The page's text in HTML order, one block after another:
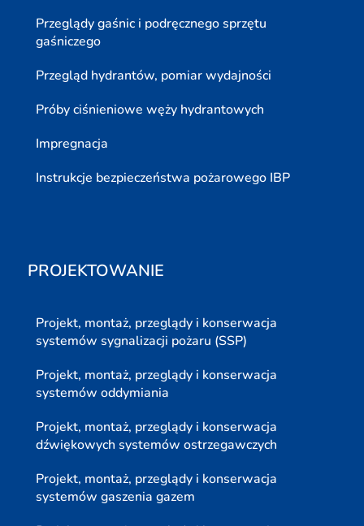
Przeglądy gaśnic i podręcznego sprzętu
gaśniczego
Przegląd hydrantów, pomiar wydajności
Próby ciśnieniowe węży hydrantowych
Impregnacja
Instrukcje bezpieczeństwa pożarowego IBP
PROJEKTOWANIE
Projekt, montaż, przeglądy i konserwacja
systemów sygnalizacji pożaru (SSP)
Projekt, montaż, przeglądy i konserwacja
systemów oddymiania
Projekt, montaż, przeglądy i konserwacja
dźwiękowych systemów ostrzegawczych
Projekt, montaż, przeglądy i konserwacja
systemów gaszenia gazem